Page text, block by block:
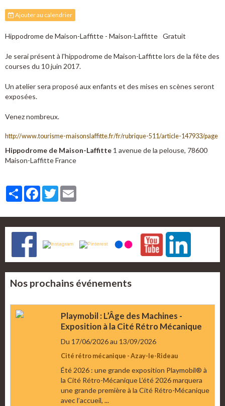
Ajouter au calendrier
Hippodrome de Maison-Laffitte - Maison-Laffitte Gratuit
Je serai présent à l'hippodrome de Maison-Laffitte lors de la fête des
courses du 10 juin 2017.
Un atelier sera proposé aux enfants et des mises en scènes seront
exposées.
Venez nombreux.
http://www.tourisme-maisonslaffitte.fr/fr/rubrique-511/article-147933/page
Hippodrome de Maison-Laffitte 1 avenue de la pelouse, 78600
Maison-Laffitte France
PartagerFacebook
Twitter
Nos prochains événements
Playmobil : L’Âge des Machines -
Exposition à la Cité Rétro Mécanique
Du 17/06/2026au 13/09/2026
Cité rétro mécanique - Azay-le-Rideau
Été 2026 : une grande exposition Playmobil® à
la Cité Rétro-Mécanique L’été 2026 marquera
une grande première à la Cité Rétro-Mécanique
avec l’accueil, ...